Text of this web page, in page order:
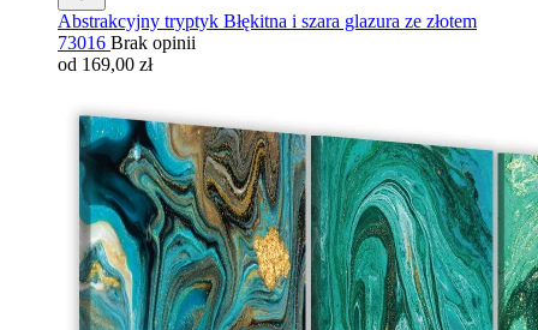
Abstrakcyjny tryptyk Błękitna i szara glazura ze złotem
73016 Brak opinii
od 169,00 zł